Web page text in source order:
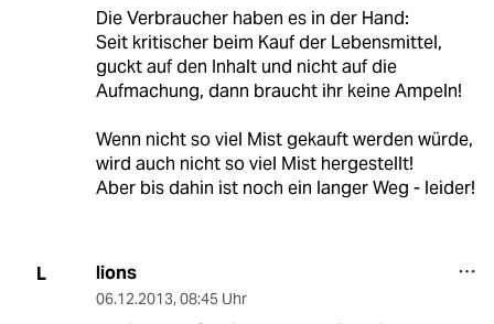
Die Verbraucher haben es in der Hand:
Seit kritischer beim Kauf der Lebensmittel,
guckt auf den Inhalt und nicht auf die
Aufmachung, dann braucht ihr keine Ampeln!
Wenn nicht so viel Mist gekauft werden würde,
wird auch nicht so viel Mist hergestellt!
Aber bis dahin ist noch ein langer Weg - leider!
L lions
06.12.2013, 08:45 Uhr